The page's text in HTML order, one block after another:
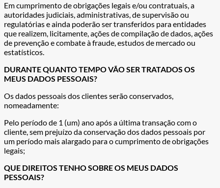
Em cumprimento de obrigações legais e/ou contratuais, a
autoridades judiciais, administrativas, de supervisão ou
regulatórias e ainda poderão ser transferidos para entidades
que realizem, licitamente, ações de compilação de dados, ações
de prevenção e combate à fraude, estudos de mercado ou
estatísticos.
DURANTE QUANTO TEMPO VÃO SER TRATADOS OS
MEUS DADOS PESSOAIS?
Os dados pessoais dos clientes serão conservados,
nomeadamente:
Pelo período de 1 (um) ano após a última transação com o
cliente, sem prejuízo da conservação dos dados pessoais por
um período mais alargado para o cumprimento de obrigações
legais;
QUE DIREITOS TENHO SOBRE OS MEUS DADOS
PESSOAIS?